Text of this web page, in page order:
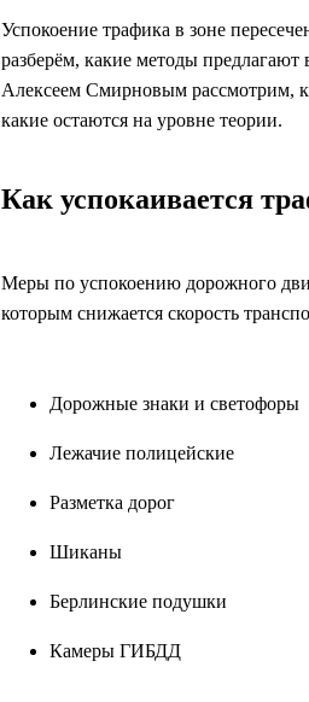
Успокоение трафика в зоне
разберём, какие методы
Алексеем Смирновым рассмотрим,
какие остаются на уровне теории.
Как успокаивается
Меры по успокоению дорожного
которым снижается скорость
Дорожные знаки и светофоры
Лежачие полицейские
Разметка дорог
Шиканы
Берлинские подушки
Камеры ГИБДД